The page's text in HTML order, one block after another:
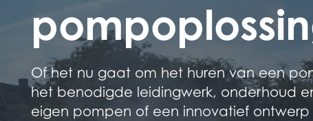
Of het nu gaat om het huren van een
het benodigde leidingwerk, onderhoud
eigen pompen of een innovatief ontwerp